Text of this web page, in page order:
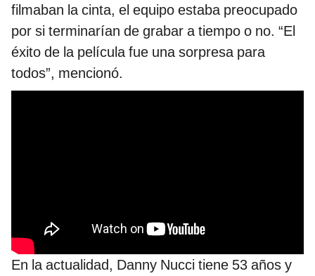
filmaban la cinta, el equipo estaba preocupado
por si terminarían de grabar a tiempo o no. “El
éxito de la película fue una sorpresa para
todos”, mencionó.
En la actualidad, Danny Nucci tiene 53 años y